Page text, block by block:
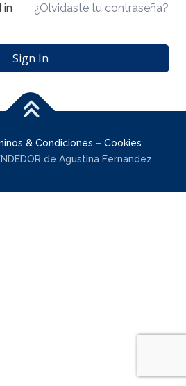
in ¿Olvidaste tu contraseña?
Sign In
& Condiciones – Cookies
de Agustina Fernandez